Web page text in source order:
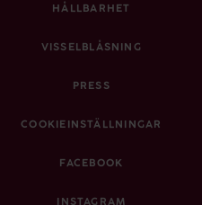
HÅLLBARHET
VISSELBLÅSNING
PRESS
COOKIEINSTÄLLNINGAR
FACEBOOK
INSTAGRAM